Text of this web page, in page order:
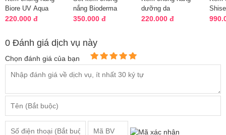
Biore UV Aqua
Rich Botanical
220.000 đ
nắng Bioderma
Photoderm & nước
350.000 đ
dưỡng da
Neutrogena Hydro
220.000 đ
Spf
0 Đánh giá dịch vụ này
Chọn đánh giá của bạn